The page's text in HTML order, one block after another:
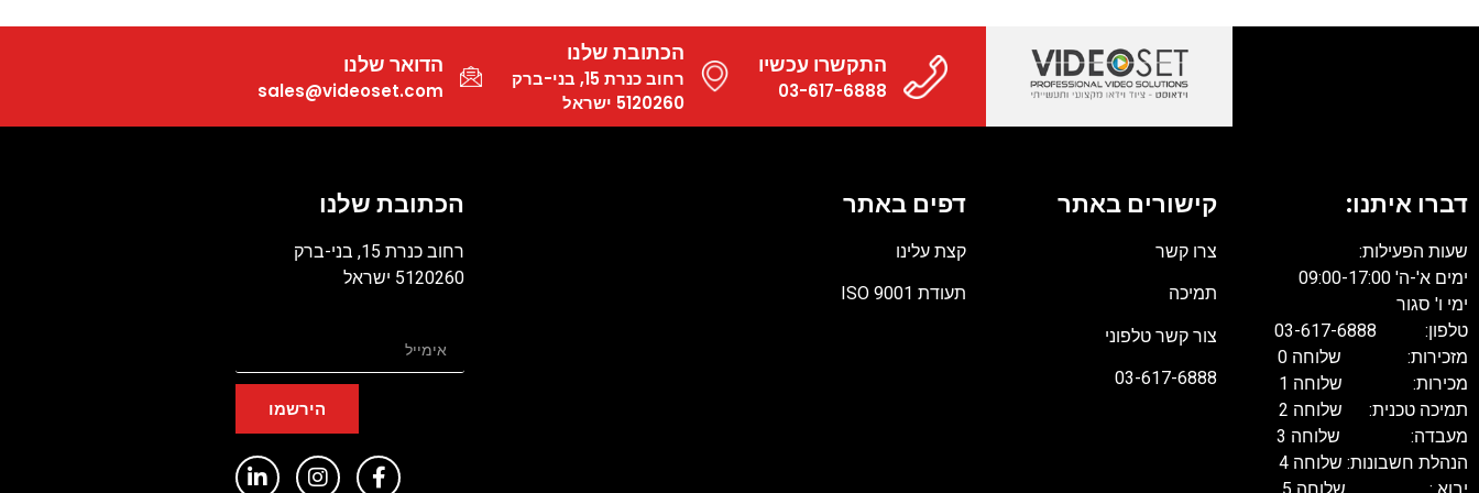
התקשרו עכשיו
03-617-6888
הכתובת שלנו
רחוב כנרת 15, בני-ברק
5120260 ישראל
הדואר שלנו
sales@videoset.com
דברו איתנו:
שעות הפעילות:
ימים א'-ה' 09:00-17:00
ימי ו' סגור
טלפון: 03-617-6888
מזכירות: שלוחה 0
מכירות: שלוחה 1
תמיכה טכנית: שלוחה 2
מעבדה: שלוחה 3
הנהלת חשבונות: שלוחה 4
קישורים באתר
צרו קשר
תמיכה
צור קשר טלפוני
03-617-6888
דפים באתר
קצת עלינו
תעודת ISO 9001
הכתובת שלנו
רחוב כנרת 15, בני-ברק
5120260 ישראל
הירשמו